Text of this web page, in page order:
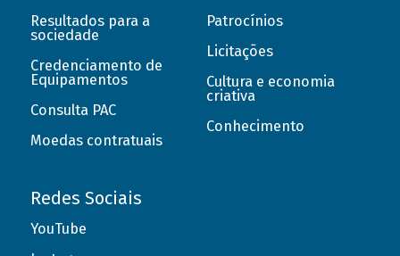
Resultados para a
sociedade
Credenciamento de
Equipamentos
Consulta PAC
Moedas contratuais
Patrocínios
Licitações
Cultura e economia
criativa
Conhecimento
Redes Sociais
YouTube